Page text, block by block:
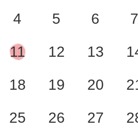
4 5 6 7
11 12 13
18 19 20
25 26 27